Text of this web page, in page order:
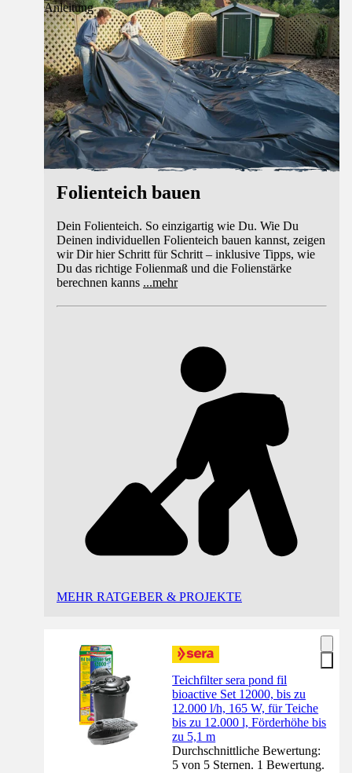
Anleitung
Folienteich bauen
Dein Folienteich. So einzigartig wie Du. Wie Du
Deinen individuellen Folienteich bauen kannst, zeigen
wir Dir hier Schritt für Schritt – inklusive Tipps, wie
Du das richtige Folienmaß und die Folienstärke
berechnen kanns ...mehr
MEHR RATGEBER & PROJEKTE
Teichfilter sera pond fil
bioactive Set 12000, bis zu
12.000 l/h, 165 W, für Teiche
bis zu 12.000 l, Förderhöhe bis
zu 5,1 m
Durchschnittliche Bewertung:
5 von 5 Sternen. 1 Bewertung.